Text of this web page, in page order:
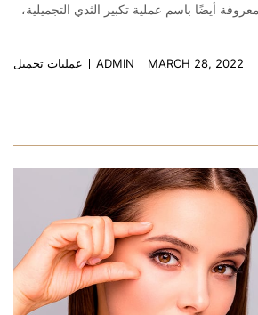
أيضًا باسم عملية تكبير الثدي التجميلية،
ADMIN MARCH 28, 2022
عمليات تجميل